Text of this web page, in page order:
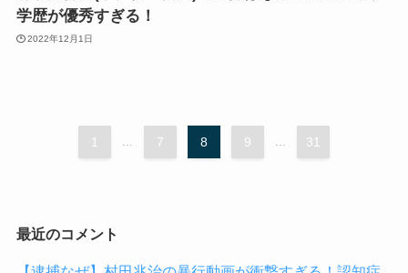
学歴が優秀すぎる！
2022年12月1日
1 ... 7 8 9 ... 31
最近のコメント